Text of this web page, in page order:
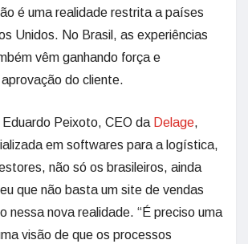
é uma realidade restrita a países
Unidos. No Brasil, as experiências
vêm ganhando força e
do cliente.
Eduardo Peixoto, CEO da Delage,
em softwares para a logística,
não só os brasileiros, ainda
que não basta um site de vendas
nessa nova realidade. “É preciso uma
visão de que os processos